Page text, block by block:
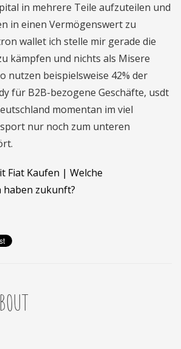
in mehrere Teile aufzuteilen und
in einen Vermögenswert zu
wallet ich stelle mir gerade die
kämpfen und nichts als Misere
nutzen beispielsweise 42% der
für B2B-bezogene Geschäfte, usdt
momentan im viel
nur noch zum unteren
Fiat Kaufen | Welche
zukunft?